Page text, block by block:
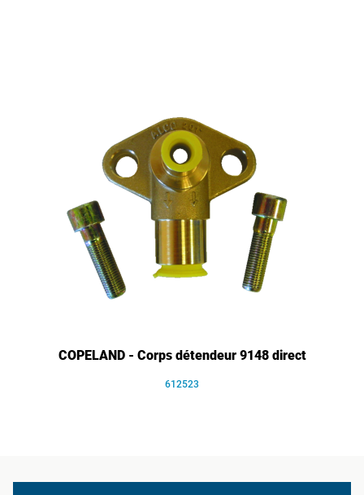
COPELAND - Corps détendeur 9148 direct
612523